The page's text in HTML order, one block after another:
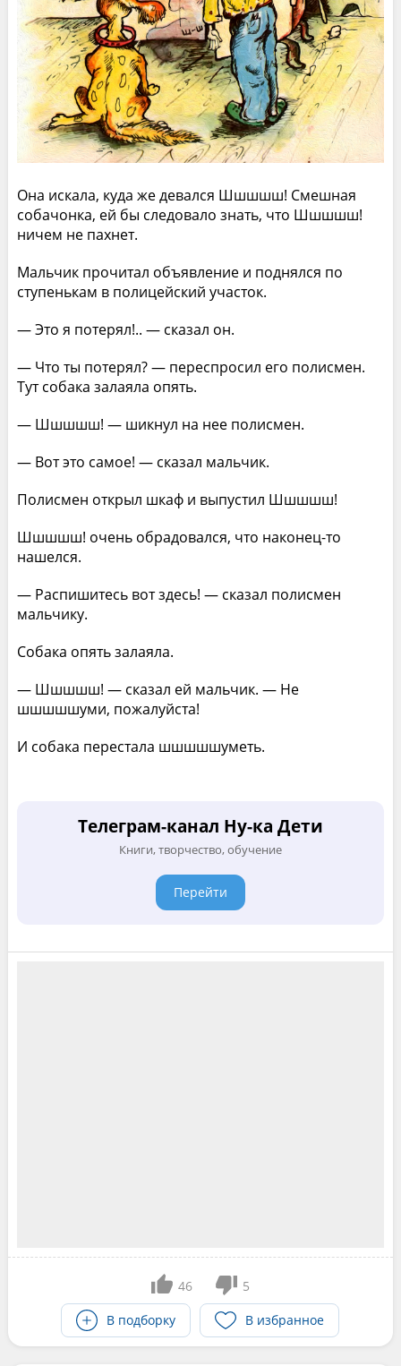
Она искала, куда же девался Шшшшш! Смешная
собачонка, ей бы следовало знать, что Шшшшш!
ничем не пахнет.
Мальчик прочитал объявление и поднялся по
ступенькам в полицейский участок.
— Это я потерял!.. — сказал он.
— Что ты потерял? — переспросил его полисмен.
Тут собака залаяла опять.
— Шшшшш! — шикнул на нее полисмен.
— Вот это самое! — сказал мальчик.
Полисмен открыл шкаф и выпустил Шшшшш!
Шшшшш! очень обрадовался, что наконец-то
нашелся.
— Распишитесь вот здесь! — сказал полисмен
мальчику.
Собака опять залаяла.
— Шшшшш! — сказал ей мальчик. — Не
шшшшшуми, пожалуйста!
И собака перестала шшшшшуметь.
Телеграм-канал Ну-ка Дети
Книги, творчество, обучение
Перейти
46
5
В подборку
В избранное